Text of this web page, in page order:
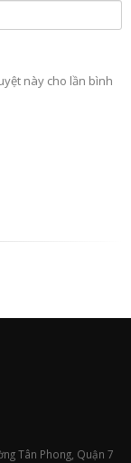
này cho lần bình
Tân Phong, Quận 7